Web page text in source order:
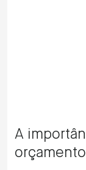
A
orçamento